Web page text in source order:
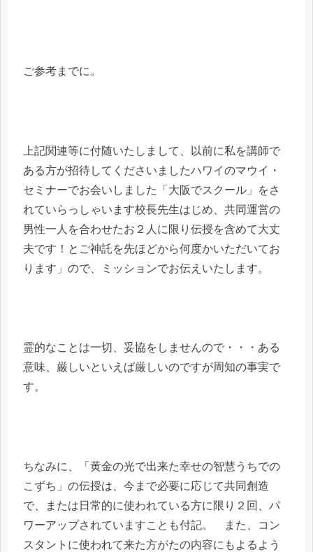
ご参考までに。
上記関連等に付随いたしまして、以前に私を講師で
ある方が招待してくださいましたハワイのマウイ・
セミナーでお会いしました「大阪でスクール」をさ
れていらっしゃいます校長先生はじめ、共同運営の
男性一人を合わせたお２人に限り伝授を含めて大丈
夫です！とご神託を先ほどから何度かいただいてお
ります」ので、ミッションでお伝えいたします。
霊的なことは一切、妥協をしませんので・・・ある
意味、厳しいといえば厳しいのですが周知の事実で
す。
ちなみに、「黄金の光で出来た幸せの智慧うちでの
こずち」の伝授は、今まで必要に応じて共同創造
で、または日常的に使われている方に限り２回、パ
ワーアップされていますことも付記。 また、コン
スタントに使われて来た方がたの内容にもよるよう